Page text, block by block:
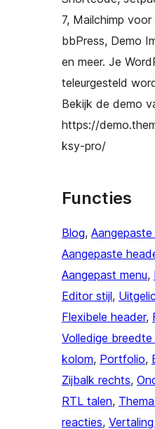
7, Mailchimp
bbPress, Demo
en meer. Je
teleurgesteld
Bekijk de demo
https://
ksy-pro/
Functies
Blog,
Aangepaste
Aangepast menu,
Editor stijl,
Flexibele header,
Volledige
kolom, Portfolio,
Zijbalk rechts,
RTL talen,
reacties,